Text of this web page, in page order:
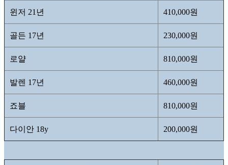
윈저 21년 410,000원
골든 17년 230,000원
로얄 810,000원
발렌 17년 460,000원
죠블 810,000원
다이안 18y 200,000원